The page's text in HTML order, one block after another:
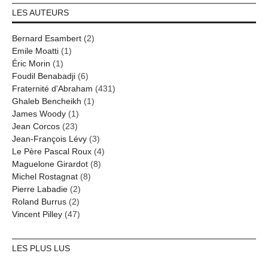
LES AUTEURS
Bernard Esambert (2)
Emile Moatti (1)
Éric Morin (1)
Foudil Benabadji (6)
Fraternité d'Abraham (431)
Ghaleb Bencheikh (1)
James Woody (1)
Jean Corcos (23)
Jean-François Lévy (3)
Le Père Pascal Roux (4)
Maguelone Girardot (8)
Michel Rostagnat (8)
Pierre Labadie (2)
Roland Burrus (2)
Vincent Pilley (47)
LES PLUS LUS